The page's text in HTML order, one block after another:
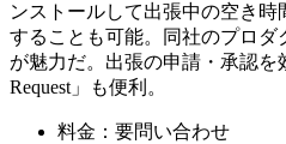
ンストールして出張中の空き時
することも可能。同社のプロダ
が魅力だ。出張の申請・承認を
Request」も便利。
料金：要問い合わせ